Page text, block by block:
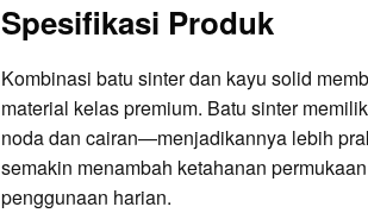
Spesifikasi Produk
Kombinasi batu sinter dan kayu solid
material kelas premium. Batu sinter
noda dan cairan—menjadikannya lebih
semakin menambah ketahanan
penggunaan harian.